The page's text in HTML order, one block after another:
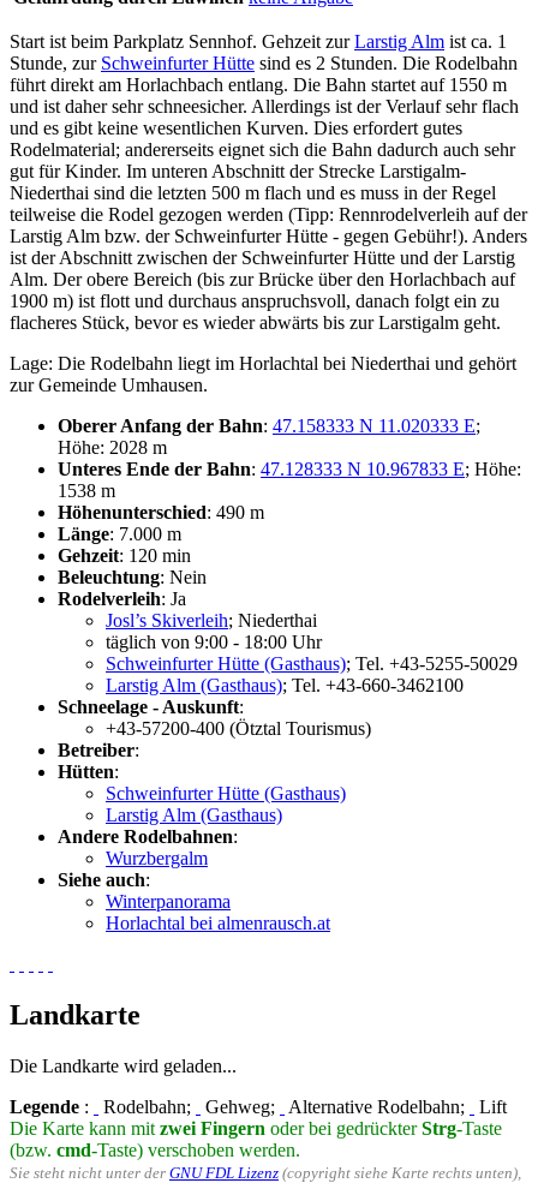
Start ist beim Parkplatz Sennhof. Gehzeit zurLarstig Alm ist ca. 1
Stunde, zur Schweinfurter Hütte sind es 2 Stunden. Die Rodelbahn
führt direkt am Horlachbach entlang. Die Bahn startet auf 1550 m
und ist daher sehr schneesicher. Allerdings ist der Verlauf sehr flach
und es gibt keine wesentlichen Kurven. Dies erfordert gutes
Rodelmaterial; andererseits eignet sich die Bahn dadurch auch sehr
gut für Kinder. Im unteren Abschnitt der Strecke Larstigalm-
Niederthai sind die letzten 500 m flach und es muss in der Regel
teilweise die Rodel gezogen werden (Tipp: Rennrodelverleih auf der
Larstig Alm bzw. der Schweinfurter Hütte - gegen Gebühr!). Anders
ist der Abschnitt zwischen der Schweinfurter Hütte und der Larstig
Alm. Der obere Bereich (bis zur Brücke über den Horlachbach auf
1900 m) ist flott und durchaus anspruchsvoll, danach folgt ein zu
flacheres Stück, bevor es wieder abwärts bis zur Larstigalm geht.
Lage: Die Rodelbahn liegt im Horlachtal bei Niederthai und gehört
zur Gemeinde Umhausen.
Oberer Anfang der Bahn: 47.158333 N 11.020333 E;
Höhe: 2028 m
Unteres Ende der Bahn: 47.128333 N 10.967833 E; Höhe:
1538 m
Höhenunterschied: 490 m
Länge: 7.000 m
Gehzeit: 120 min
Beleuchtung: Nein
Rodelverleih: Ja
Josl’s Skiverleih; Niederthai
täglich von 9:00 - 18:00 Uhr
Schweinfurter Hütte (Gasthaus); Tel. +43-5255-50029
Larstig Alm (Gasthaus); Tel. +43-660-3462100
Schneelage - Auskunft:
+43-57200-400 (Ötztal Tourismus)
Betreiber:
Hütten:
Schweinfurter Hütte (Gasthaus)
Larstig Alm (Gasthaus)
Andere Rodelbahnen:
Wurzbergalm
Siehe auch:
Winterpanorama
Horlachtal bei almenrausch.at
Landkarte
Die Landkarte wird geladen...
Legende : Rodelbahn; Gehweg; Alternative Rodelbahn;
Lift
Die Karte kann mit zwei Fingern oder bei gedrückterStrg-Taste
(bzw. cmd-Taste) verschoben werden.
Sie steht nicht unter der GNU FDL Lizenz (copyright siehe Karte rechts unten),